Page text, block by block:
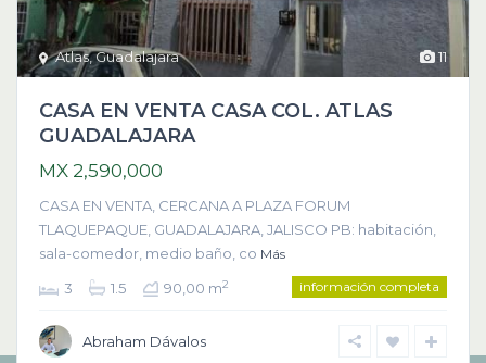
11
Atlas,Guadalajara
CASA EN VENTA CASA COL. ATLAS
GUADALAJARA
MX 2,590,000
CASA EN VENTA, CERCANA A PLAZA FORUM
TLAQUEPAQUE, GUADALAJARA, JALISCO PB: habitación,
sala-comedor, medio baño, co Más
3 1.5 90,00 m2 información completa
Abraham Dávalos